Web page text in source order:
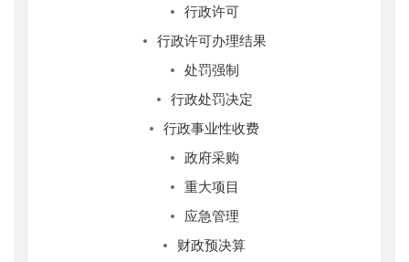
行政许可
行政许可办理结果
处罚强制
行政处罚决定
行政事业性收费
政府采购
重大项目
应急管理
财政预决算